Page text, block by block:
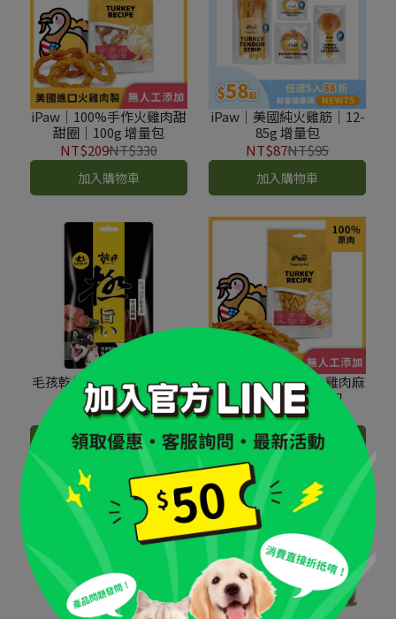
iPaw｜100%手作火雞肉甜
甜圈｜100g 增量包
NT$209NT$330
加入購物車
iPaw｜美國純火雞筋｜12-
85g 增量包
NT$87NT$95
加入購物車
毛孩乾杯｜牛舌肉條｜50g
NT$200NT$239
加入購物車
iPaw｜100%手作火雞肉麻
花捲｜110g 增量包
NT$209NT$330
加入購物車